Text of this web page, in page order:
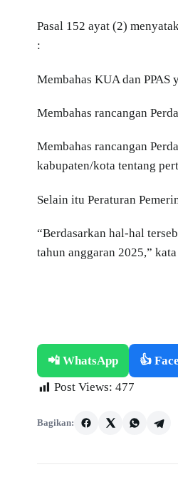
Pasal 152 ayat (2)
:
Membahas KUA dan
Membahas rancangan
Membahas rancangan
kabupaten/kota tentang
Selain itu Peraturan
“Berdasarkan hal-hal
tahun anggaran 2025,”
📲 WhatsApp 👍
Post Views: 477
Bagikan: